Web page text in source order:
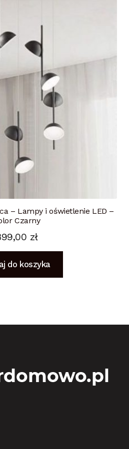
– Lampy i oświetlenie LED –
Czarny
zł
do koszyka